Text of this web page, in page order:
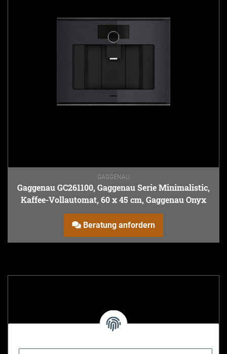
GAGGENAU
Gaggenau GC261100, Gaggenau Serie Minimalistic,
Kaffee-Vollautomat, 60 x 45 cm, Gaggenau Onyx
Beratung anfordern